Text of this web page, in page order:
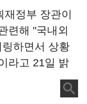
정부 장관이
련해 "국내외
하면서 상황
라고 21일 밝